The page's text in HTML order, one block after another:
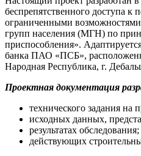
беспрепятственного доступа
ограниченными
групп населения (МГН) по
приспособления».
банка ПАО «ПСБ»,
Народная Республика, г.
Проектная документация
технического задания на
исходных данных,
результатах обследования;
действующих